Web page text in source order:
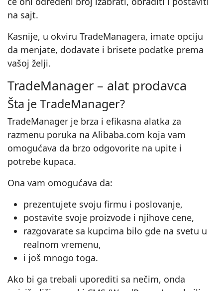
na sajt.
Kasnije, u okviru TradeManagera, imate opciju
da menjate, dodavate i brisete podatke prema
vašoj želji.
TradeManager – alat prodavca
Šta je TradeManager?
TradeManager je brza i efikasna alatka za
razmenu poruka na Alibaba.com koja vam
omogućava da brzo odgovorite na upite i
potrebe kupaca.
Ona vam omogućava da:
prezentujete svoju firmu i poslovanje,
postavite svoje proizvode i njihove cene,
razgovarate sa kupcima bilo gde na svetu u
realnom vremenu,
i još mnogo toga.
Ako bi ga trebali uporediti sa nečim, onda